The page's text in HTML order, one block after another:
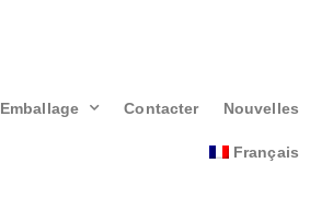
Emballage Contacter Nouvelles
Français